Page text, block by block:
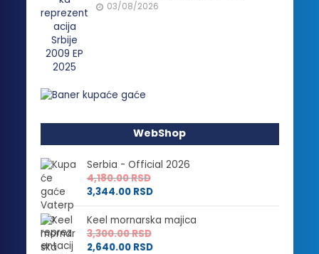
03/08/2026
WebShop
Serbia - Official 2026
4,180.00RSD
3,344.00 RSD
Keel mornarska majica
3,300.00RSD
2,640.00 RSD